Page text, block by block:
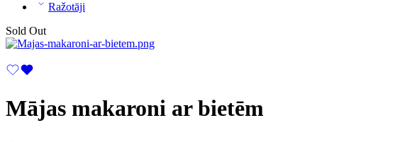
Ražotāji
Sold Out
Mājas makaroni ar bietēm